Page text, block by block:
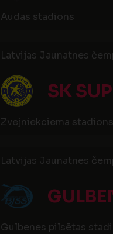
Audas stadions
Latvijas Jaunatnes
SK
Zvejniekciema stadions
Latvijas Jaunatnes
Gulbenes pilsētas